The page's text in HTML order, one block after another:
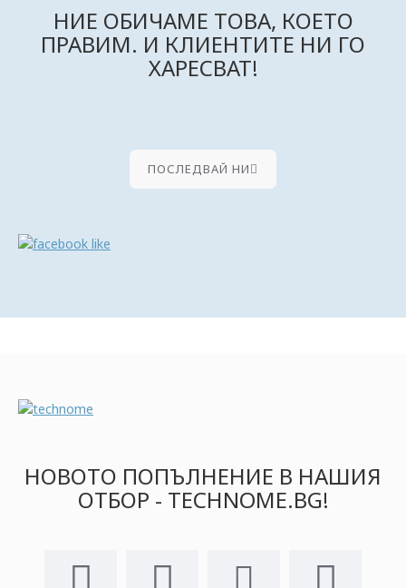
НИЕ ОБИЧАМЕ ТОВА, КОЕТО
ПРАВИМ. И КЛИЕНТИТЕ НИ ГО
ХАРЕСВАТ!
ПОСЛЕДВАЙ НИ
НОВОТО ПОПЪЛНЕНИЕ В НАШИЯ
ОТБОР - TECHNOME.BG!